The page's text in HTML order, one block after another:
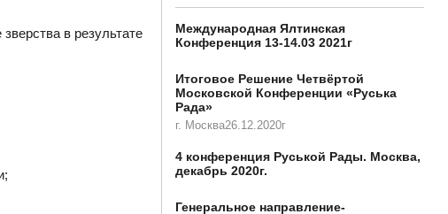
в результате
Международная Ялтинская
Конференция 13-14.03 2021г
Итоговое Решение Четвёртой
Московской Конференции «Руська
Рада»
г. Москва26.12.2020г
4 конференция Руськой Рады. Москва,
декабрь 2020г.
Генеральное направление-